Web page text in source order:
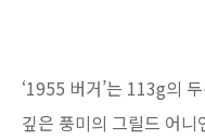
‘1955 버거’는 113g의
깊은 풍미의 그릴드 어